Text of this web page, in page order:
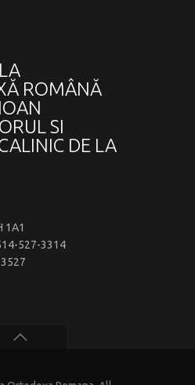
ROMÂNĂ
SI
DE LA
1A1
527-3314